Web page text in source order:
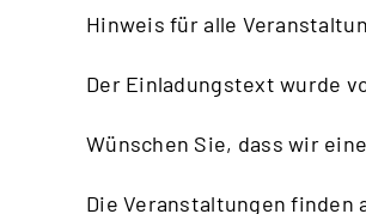
Hinweis für alle
Der Einladungstext wurde
Wünschen Sie, dass wir
Die Veranstaltungen finden